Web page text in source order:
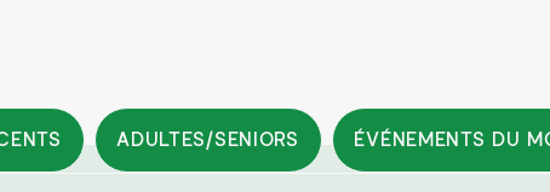
ADULTES/SENIORS ÉVÉNEMENTS DU